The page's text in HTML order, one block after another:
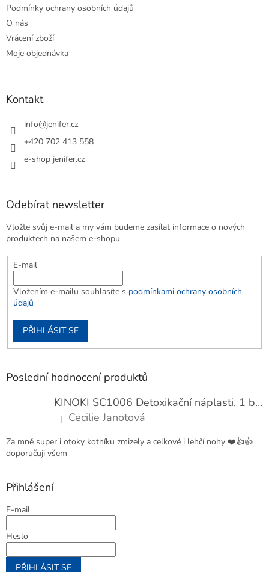
Podmínky ochrany osobních údajů
O nás
Vrácení zboží
Moje objednávka
Kontakt
info@jenifer.cz
+420 702 413 558
e-shop jenifer.cz
Odebírat newsletter
Vložte svůj e-mail a my vám budeme zasílat informace o nových
produktech na našem e-shopu.
E-mail
Vložením e-mailu souhlasíte s podmínkami ochrany osobních
údajů
PŘIHLÁSIT SE
Poslední hodnocení produktů
KINOKI SC1006 Detoxikační náplasti, 1 balení - 10 ks
Hodnocení produktu je 4 z 5 hvězdiček.
| Cecilie Janotová
Za mně super i otoky kotníku zmizely a celkové i lehčí nohy ❤️👍👍
doporučuji všem
Přihlášení
E-mail
Heslo
PŘIHLÁSIT SE